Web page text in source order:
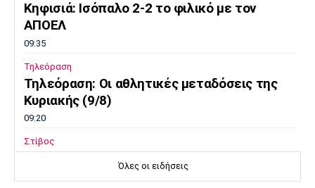
Κηφισιά: Ισόπαλο 2-2 το φιλικό με τον
ΑΠΟΕΛ
09:35
Τηλεόραση
Τηλεόραση: Οι αθλητικές μεταδόσεις της
Κυριακής (9/8)
09:20
Στίβος
Παγκόσμιο Πρωτάθλημα Κ20: Πέμπτος ο
Αλιβιζάτος, ένατος ο Κουλούρης
Όλες οι ειδήσεις